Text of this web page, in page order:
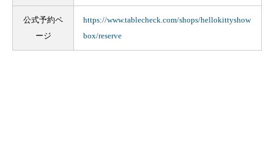
公式予約ペ
ージ
https://www.tablecheck.com/shops/hellokittyshow
box/reserve